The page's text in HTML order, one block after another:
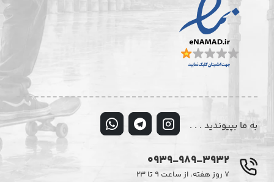
به ما بپیوندید . . .
0939-989-3932
۷ روز هفته، از ساعت ۹ تا ۲۳